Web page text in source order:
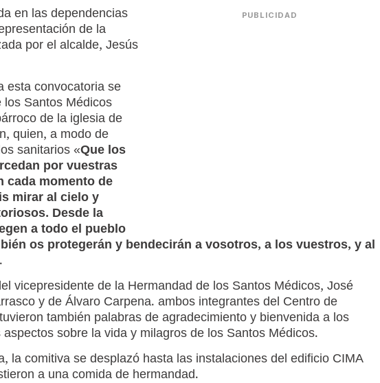
PUBLICIDAD
en las dependencias
de la
por el alcalde, Jesús
esta convocatoria se
Santos Médicos
de la iglesia de
quien, a modo de
sanitarios «Que los
por vuestras
cada momento de
mirar al cielo y
Desde la
a todo el pueblo
os protegerán y bendecirán a vosotros, a los vuestros, y al
vicepresidente de la Hermandad de los Santos Médicos, José
y de Álvaro Carpena. ambos integrantes del Centro de
también palabras de agradecimiento y bienvenida a los
sobre la vida y milagros de los Santos Médicos.
la comitiva se desplazó hasta las instalaciones del edificio CIMA
a una comida de hermandad.